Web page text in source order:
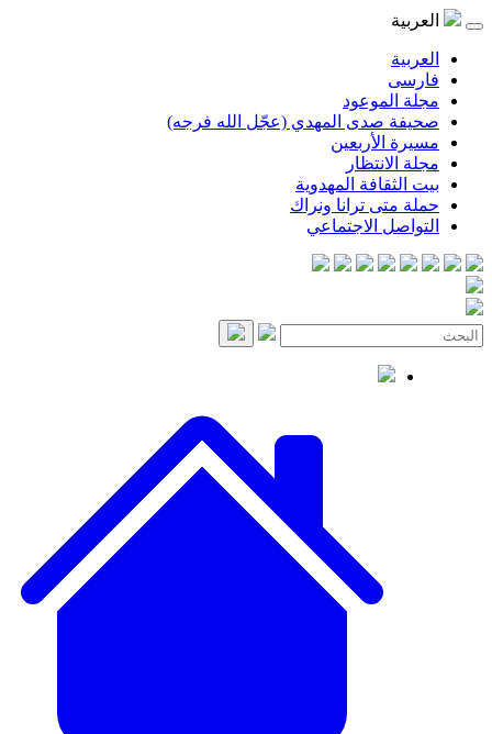
المهدي (عجّل الله فرجه)
المهدوية
ترانا ونراك
الاجتماعي